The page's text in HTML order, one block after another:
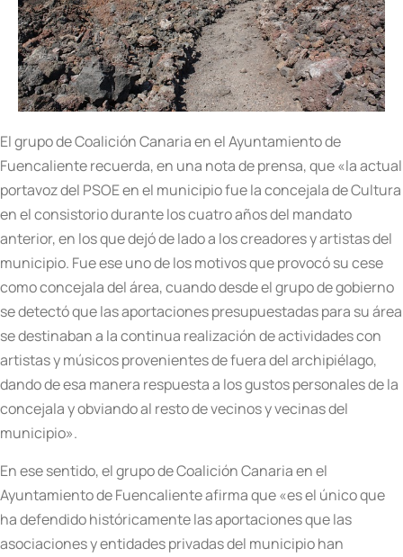
El grupo de Coalición Canaria en el Ayuntamiento de
Fuencaliente recuerda, en una nota de prensa, que «la actual
portavoz del PSOE en el municipio fue la concejala de Cultura
en el consistorio durante los cuatro años del mandato
anterior, en los que dejó de lado a los creadores y artistas del
municipio. Fue ese uno de los motivos que provocó su cese
como concejala del área, cuando desde el grupo de gobierno
se detectó que las aportaciones presupuestadas para su área
se destinaban a la continua realización de actividades con
artistas y músicos provenientes de fuera del archipiélago,
dando de esa manera respuesta a los gustos personales de la
concejala y obviando al resto de vecinos y vecinas del
municipio».
En ese sentido, el grupo de Coalición Canaria en el
Ayuntamiento de Fuencaliente afirma que «es el único que
ha defendido históricamente las aportaciones que las
asociaciones y entidades privadas del municipio han